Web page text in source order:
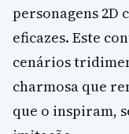
personagens 2D
eficazes. Este
cenários
charmosa que
que o inspiram,